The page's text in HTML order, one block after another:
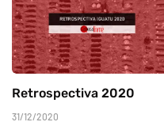
Retrospectiva 2020
31/12/2020